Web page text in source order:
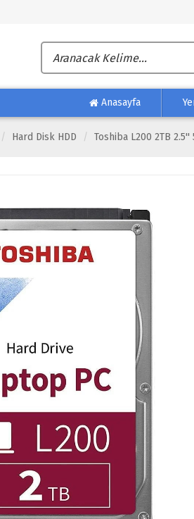
Anasayfa
Hard Disk HDD Toshiba L200 2TB 2.5''